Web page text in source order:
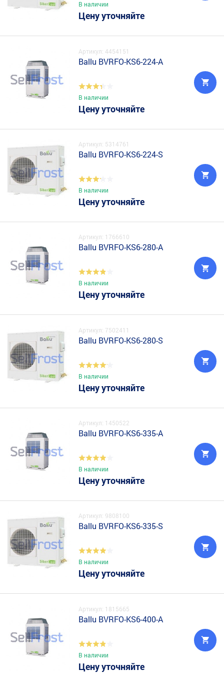
В наличии
Цену уточняйте
Артикул: 4454151
Ballu BVRFO-KS6-224-A
В наличии
Цену уточняйте
Артикул: 5314761
Ballu BVRFO-KS6-224-S
В наличии
Цену уточняйте
Артикул: 1766610
Ballu BVRFO-KS6-280-A
В наличии
Цену уточняйте
Артикул: 7502411
Ballu BVRFO-KS6-280-S
В наличии
Цену уточняйте
Артикул: 1450522
Ballu BVRFO-KS6-335-A
В наличии
Цену уточняйте
Артикул: 9808100
Ballu BVRFO-KS6-335-S
В наличии
Цену уточняйте
Артикул: 1815665
Ballu BVRFO-KS6-400-A
В наличии
Цену уточняйте